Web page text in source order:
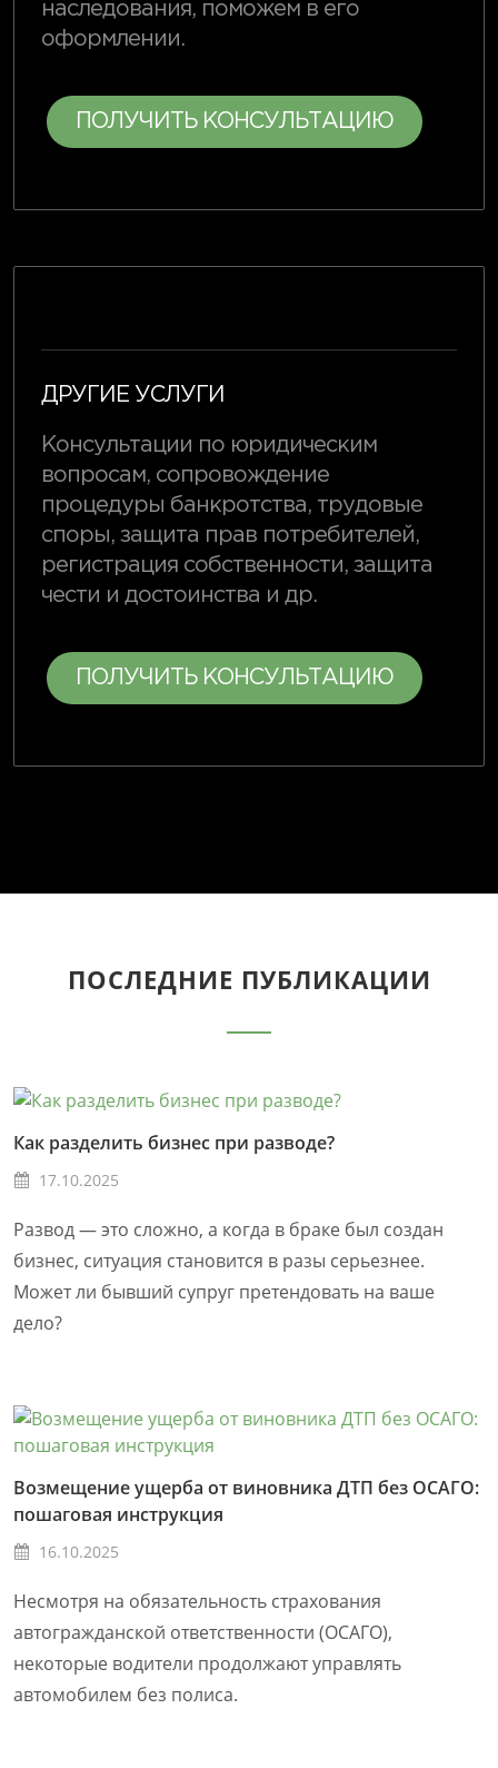
наследования, поможем в его
оформлении.
ПОЛУЧИТЬ КОНСУЛЬТАЦИЮ
ДРУГИЕ УСЛУГИ
Консультации по юридическим
вопросам, сопровождение
процедуры банкротства, трудовые
споры, защита прав потребителей,
регистрация собственности, защита
чести и достоинства и др.
ПОЛУЧИТЬ КОНСУЛЬТАЦИЮ
ПОСЛЕДНИЕ ПУБЛИКАЦИИ
Как разделить бизнес при разводе?
17.10.2025
Развод — это сложно, а когда в браке был создан
бизнес, ситуация становится в разы серьезнее.
Может ли бывший супруг претендовать на ваше
дело?
Возмещение ущерба от виновника ДТП без ОСАГО:
пошаговая инструкция
16.10.2025
Несмотря на обязательность страхования
автогражданской ответственности (ОСАГО),
некоторые водители продолжают управлять
автомобилем без полиса.